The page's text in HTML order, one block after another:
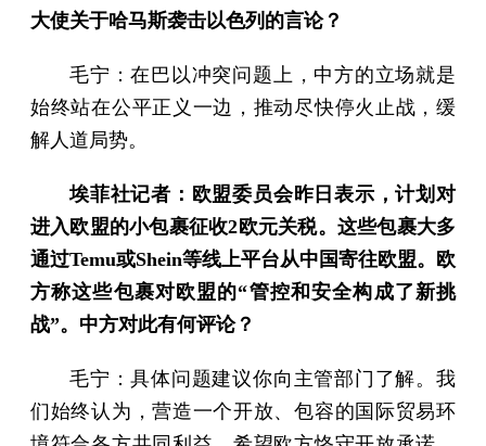
大使关于哈马斯袭击以色列的言论？
毛宁：在巴以冲突问题上，中方的立场就是
始终站在公平正义一边，推动尽快停火止战，缓
解人道局势。
埃菲社记者：欧盟委员会昨日表示，计划对
进入欧盟的小包裹征收2欧元关税。这些包裹大多
通过Temu或Shein等线上平台从中国寄往欧盟。欧
方称这些包裹对欧盟的“管控和安全构成了新挑
战”。中方对此有何评论？
毛宁：具体问题建议你向主管部门了解。我
们始终认为，营造一个开放、包容的国际贸易环